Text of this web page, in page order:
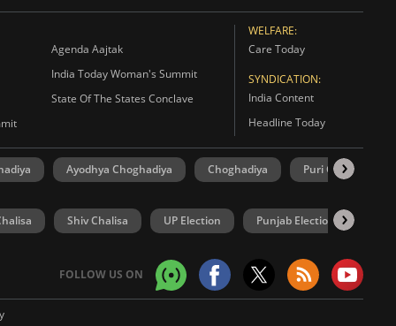
Agenda Aajtak
India Today Woman's Summit
State Of The States Conclave
WELFARE:
Care Today
SYNDICATION:
India Content
Headline Today
Ayodhya Choghadiya Choghadiya Puri Choghadiya
Shiv Chalisa UP Election Punjab Election
FOLLOW US ON